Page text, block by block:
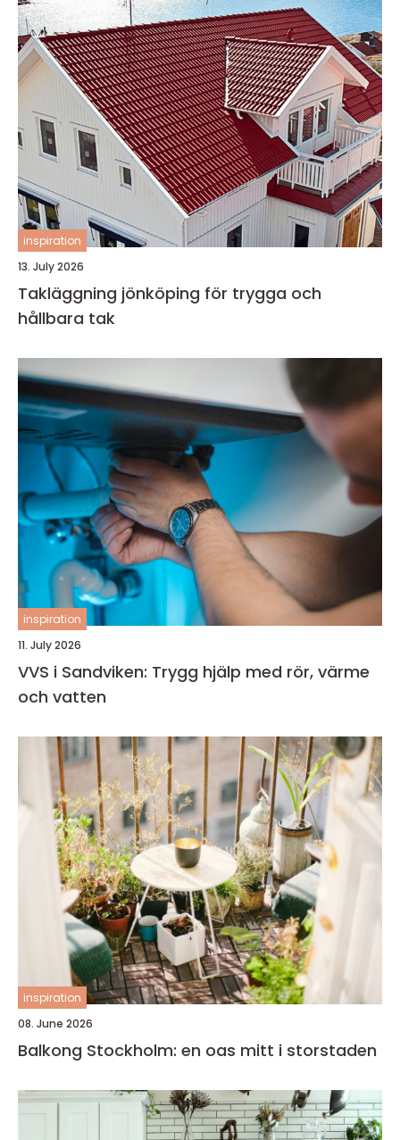
inspiration
13. July 2026
Takläggning jönköping för trygga och
hållbara tak
inspiration
11. July 2026
VVS i Sandviken: Trygg hjälp med rör, värme
och vatten
inspiration
08. June 2026
Balkong Stockholm: en oas mitt i storstaden